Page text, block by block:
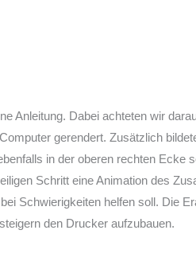
Anleitung. Dabei achteten wir
gerendert. Zusätzlich
in der oberen rechten
Schritt eine Animation des
Schwierigkeiten helfen soll. Die
den Drucker aufzubauen.